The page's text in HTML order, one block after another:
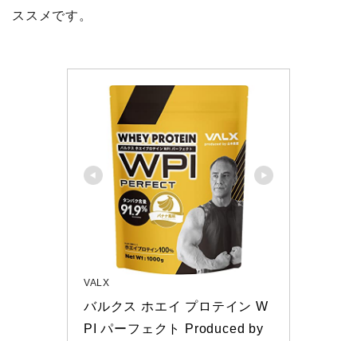
ススメです。
VALX
バルクス ホエイ プロテイン W
PI パーフェクト Produced by